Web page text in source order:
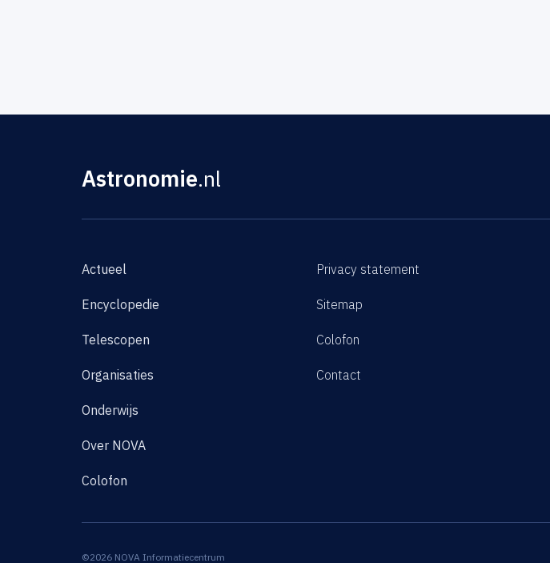
Astronomie.nl
Actueel
Encyclopedie
Telescopen
Organisaties
Onderwijs
Over NOVA
Colofon
Privacy statement
Sitemap
Colofon
Contact
©2026 NOVA Informatiecentrum